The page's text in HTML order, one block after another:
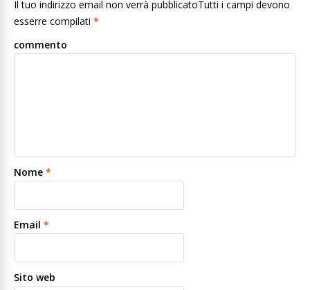
Il tuo indirizzo email non verrà pubblicatoTutti i campi devono
esserre compilati *
commento
Nome *
Email *
Sito web